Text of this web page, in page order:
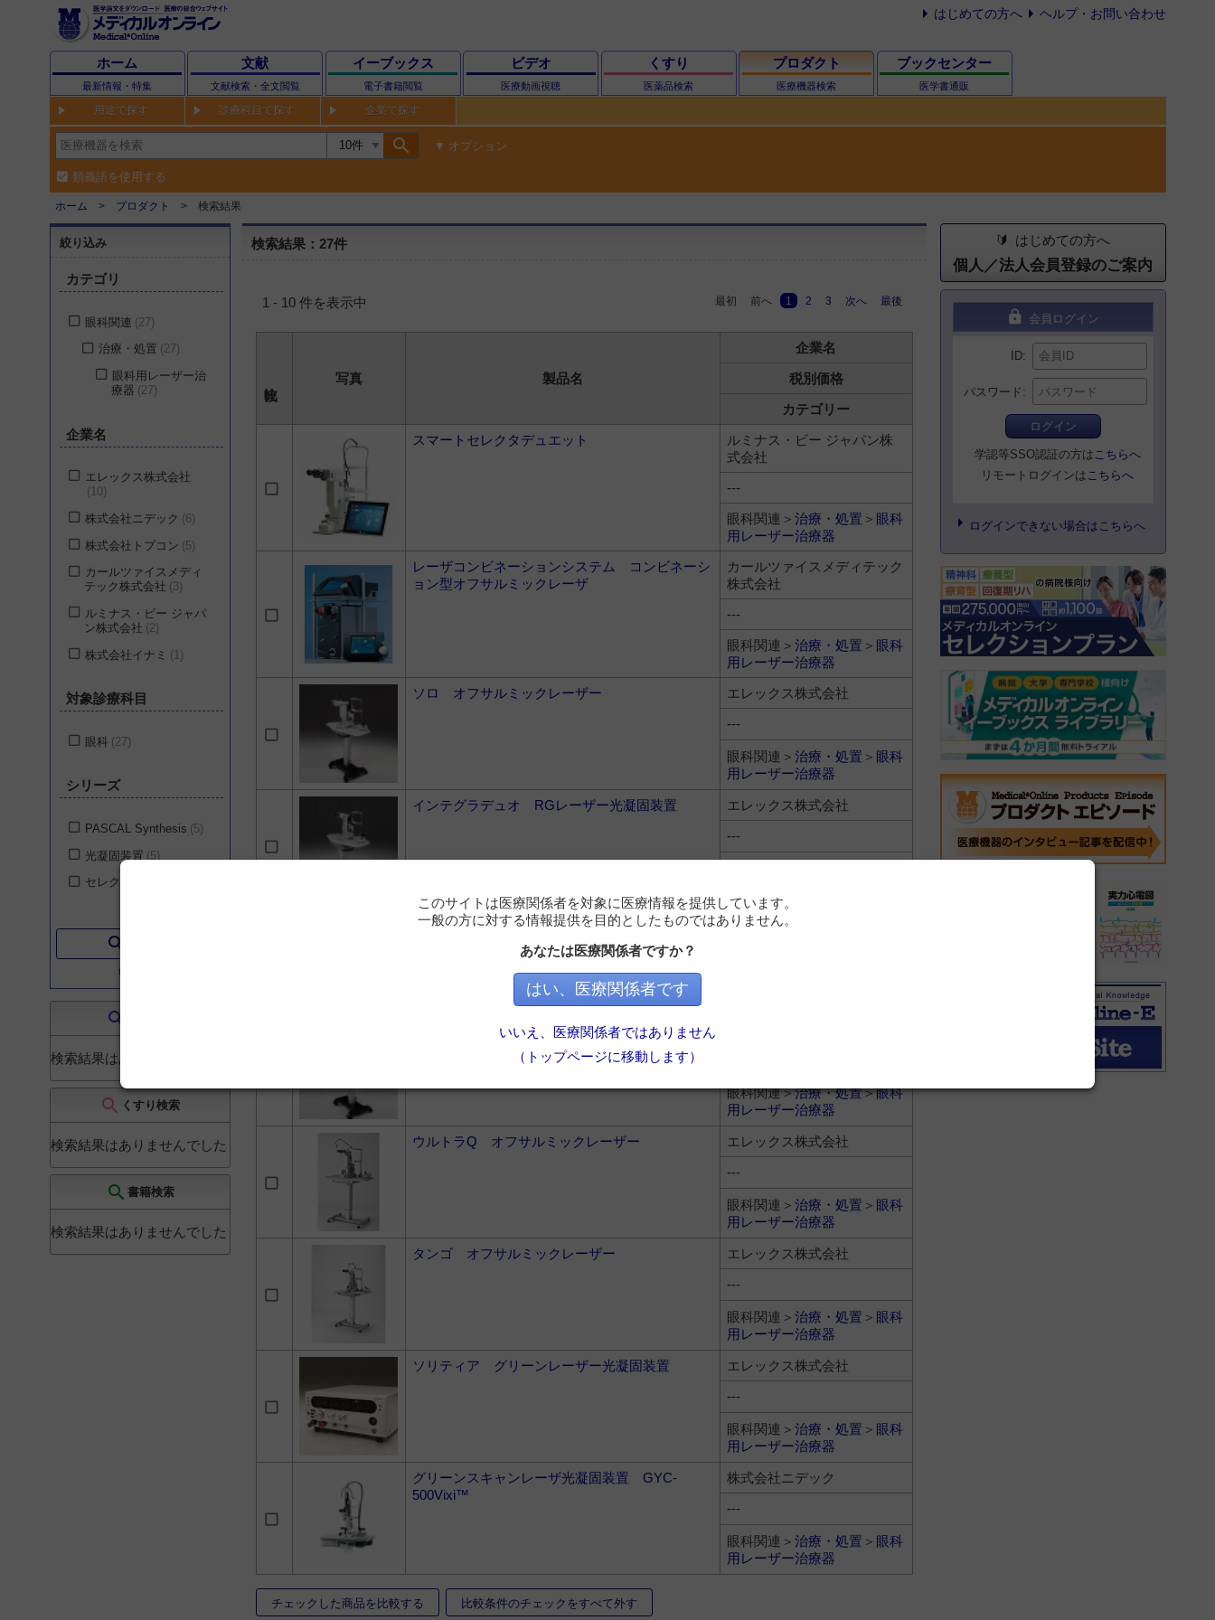
はじめての方へ ヘルプ・お問い合わせ
ホーム
最新情報・特集
文献
文献検索・全文閲覧
イーブックス
電子書籍閲覧
ビデオ
医療動画視聴
くすり
医薬品検索
プロダクト
医療機器検索
ブックセンター
医学書通販
用途で探す 診療科目で探す 企業で探す
search オプション
類義語を使用する
ホーム プロダクト 検索結果
絞り込み
カテゴリ
眼科関連 27
治療・処置 27
眼科用レーザー治
療器 27
企業名
エレックス株式会社
10
株式会社ニデック 6
株式会社トプコン 5
カールツァイスメディ
テック株式会社 3
ルミナス・ビー ジャパ
ン株式会社 2
株式会社イナミ
1
対象診療科目
眼科 27
シリーズ
PASCAL Synthesis 5
光凝固装置 5
セレクタ
search
リセット
search
検索結果はありませんでした
search くすり検索
検索結果はありませんでした
search 書籍検索
検索結果はありませんでした
検索結果：27件
1 - 10 件を表示中 最初 前へ 1 2 3 次へ 最後
写真 製品名
企業名
税別価格
カテゴリー
スマートセレクタデュエット
ルミナス・ビー ジャパン株
式会社
---
眼科関連＞ 治療・処置 ＞ 眼科
用レーザー治療器
レーザコンビネーションシステム コンビネーシ
ョン型オフサルミックレーザ
カールツァイスメディテック
株式会社
---
眼科関連＞ 治療・処置 ＞ 眼科
用レーザー治療器
ソロ オフサルミックレーザー
エレックス株式会社
---
眼科関連＞ 治療・処置 ＞ 眼科
用レーザー治療器
インテグラデュオ RGレーザー光凝固装置
エレックス株式会社
---
インテグラ イエローレーザー光凝固装置
エレックス株式会社
スーパーQ オフサルミックヤグレーザー
眼科関連＞治療・処置＞眼科
用レーザー治療器
ウルトラQ オフサルミックレーザー
エレックス株式会社
---
眼科関連＞ 治療・処置 ＞ 眼科
用レーザー治療器
タンゴ オフサルミックレーザー
エレックス株式会社
---
眼科関連＞ 治療・処置 ＞ 眼科
用レーザー治療器
ソリティア グリーンレーザー光凝固装置
エレックス株式会社
---
眼科関連＞ 治療・処置 ＞ 眼科
用レーザー治療器
グリーンスキャンレーザ光凝固装置 GYC-
500Vixi™
株式会社ニデック
---
眼科関連＞ 治療・処置 ＞ 眼科
用レーザー治療器
チェックした商品を比較する 比較条件のチェックをすべて外す
はじめての方へ
個人／法人会員登録のご案内
lock 会員ログイン
ID
パスワード
ログイン
学認等SSO認証の方は こちらへ
リモートログインは こちらへ
ログインできない場合はこちらへ
このサイトは医療関係者を対象に医療情報を提供しています。
一般の方に対する情報提供を目的としたものではありません。
あなたは医療関係者ですか？
はい、医療関係者です
いいえ、医療関係者ではありません
（トップページに移動します）